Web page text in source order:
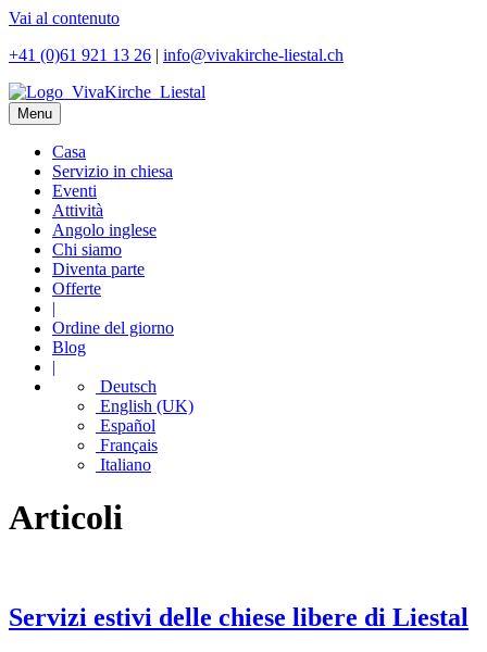
Vai al contenuto
+41 (0)61 921 13 26 | info@vivakirche-liestal.ch
Menu
Casa
Servizio in chiesa
Eventi
Attività
Angolo inglese
Chi siamo
Diventa parte
Offerte
|
Ordine del giorno
Blog
|
Deutsch
English (UK)
Español
Français
Italiano
Articoli
Servizi estivi delle chiese libere di Liestal